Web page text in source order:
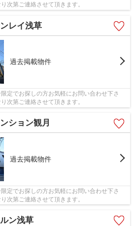
次第ご連絡させて頂きます。
レイ浅草
過去掲載物件
定でお探しの方お気軽にお問い合わせ下さ
次第ご連絡させて頂きます。
ション観月
過去掲載物件
定でお探しの方お気軽にお問い合わせ下さ
次第ご連絡させて頂きます。
ン浅草